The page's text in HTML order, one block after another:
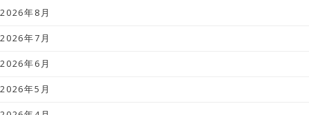
2026年8月
2026年7月
2026年6月
2026年5月